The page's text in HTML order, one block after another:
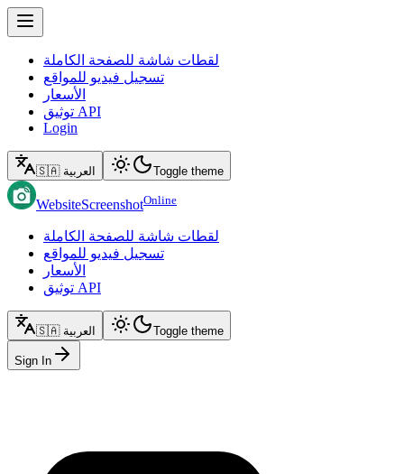
لقطات شاشة للصفحة الكاملة
تسجيل فيديو للمواقع
الأسعار
توثيق API
Login
🇸🇦 العربية Toggle theme
WebsiteScreenshotOnline
لقطات شاشة للصفحة الكاملة
تسجيل فيديو للمواقع
الأسعار
توثيق API
🇸🇦 العربية Toggle theme
Sign In